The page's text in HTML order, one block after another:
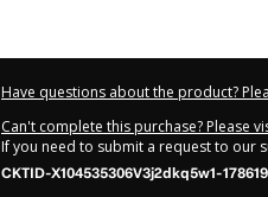
Have questions about the product?
Can't complete this purchase? Please
If you need to submit a request to our
CKTID-X104535306V3j2dkq5w1-